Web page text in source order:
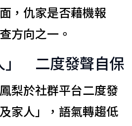
，仇家是否藉機報
方向之一。
」 二度發聲自保
梨於社群平台二度發
家人」，語氣轉趨低